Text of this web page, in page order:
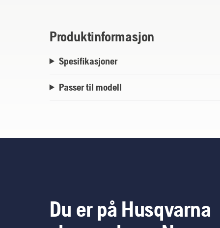
Produktinformasjon
Spesifikasjoner
Passer til modell
Du er på Husqvarna